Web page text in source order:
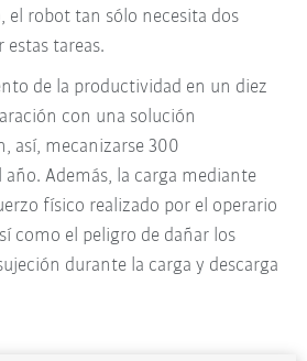
el robot tan sólo necesita dos
tareas.
de la productividad en un diez
con una solución
así, mecanizarse 300
Además, la carga mediante
físico realizado por el operario
como el peligro de dañar los
durante la carga y descarga